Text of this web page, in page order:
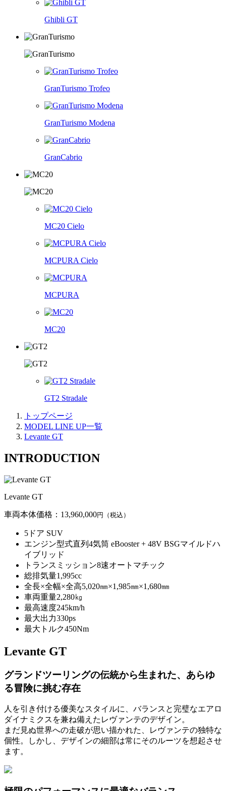
Ghibli GT
GranTurismo Trofeo
GranTurismo Modena
GranCabrio
MC20 Cielo
MCPURA Cielo
MCPURA
MC20
GT2 Stradale
トップページ
MODEL LINE UP一覧
Levante GT
INTRODUCTION
Levante GT
車両本体価格：13,960,000円（税込）
5ドア SUV
エンジン型式直列4気筒 eBooster + 48V BSGマイルドハ
イブリッド
トランスミッション8速オートマチック
総排気量1,995cc
全長×全幅×全高5,020㎜×1,985㎜×1,680㎜
車両重量2,280㎏
最高速度245km/h
最大出力330ps
最大トルク450Nm
Levante GT
グランドツーリングの伝統から生まれた、あらゆ
る冒険に挑む存在
人を引き付ける優美なスタイルに、バランスと完璧なエアロ
ダイナミクスを兼ね備えたレヴァンテのデザイン。
まだ見ぬ世界への走破が思い描かれた、レヴァンテの独特な
個性。しかし、デザインの細部は常にそのルーツを想起させ
ます。